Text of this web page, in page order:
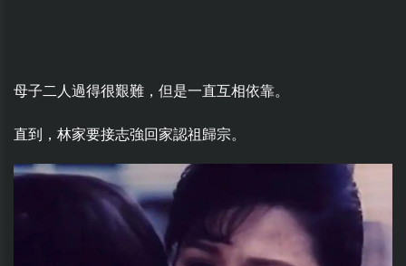
母子二人過得很艱難，但是一直互相依靠。
直到，林家要接志強回家認祖歸宗。